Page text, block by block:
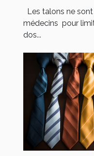
talons ?
Les talons ne
médecins pour
dos...